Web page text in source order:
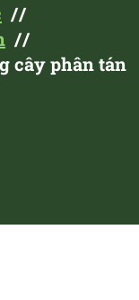
cây phân tán